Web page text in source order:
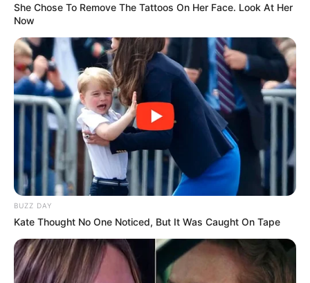
Margot s’inquiète de la confrontation
Clément appelle Claudine, mais elle ne répond
pas. Il lui laisse un message pour qu’elle le
rappelle rapidement, c’est urgent.
Sabine pense queses parents se sont séparés
à cause d’une relation entre Atlan et Claudine
Hugo n’y croit pas vraiment… car ils sont
toujours en guerre, 25 ans après.
Noura remercie Salomé de l’avoir guidée pour le
cadeau pour Pablo. Elle pense quece projet
d’escalade va les rapprocher.
She Chose To Remove The Tattoos On Her Face. Look At Her
Now
BUZZ DAY
Kate Thought No One Noticed, But It Was Caught On Tape